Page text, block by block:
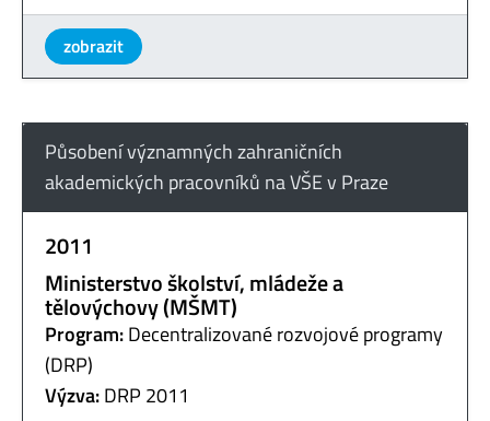
zobrazit
Působení významných zahraničních
akademických pracovníků na VŠE v Praze
2011
Ministerstvo školství, mládeže a
tělovýchovy (MŠMT)
Program:Decentralizované rozvojové programy
(DRP)
Výzva:DRP 2011